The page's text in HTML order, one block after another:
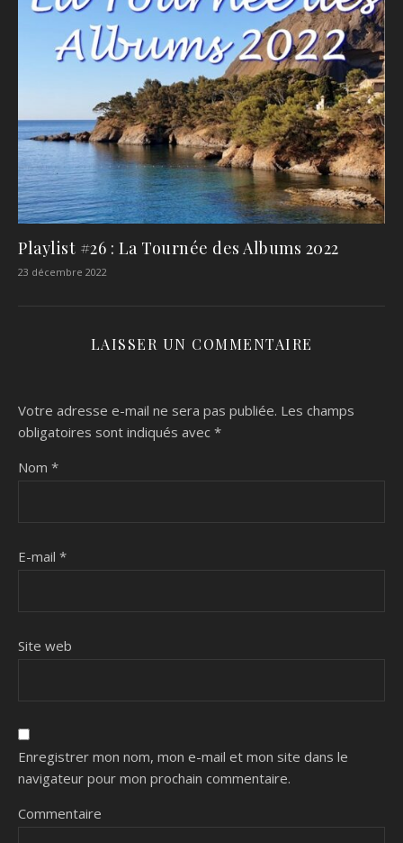
Playlist #26 : La Tournée des Albums 2022
23 décembre 2022
LAISSER UN COMMENTAIRE
Votre adresse e-mail ne sera pas publiée. Les champs
obligatoires sont indiqués avec *
Nom *
E-mail *
Site web
Enregistrer mon nom, mon e-mail et mon site dans le
navigateur pour mon prochain commentaire.
Commentaire